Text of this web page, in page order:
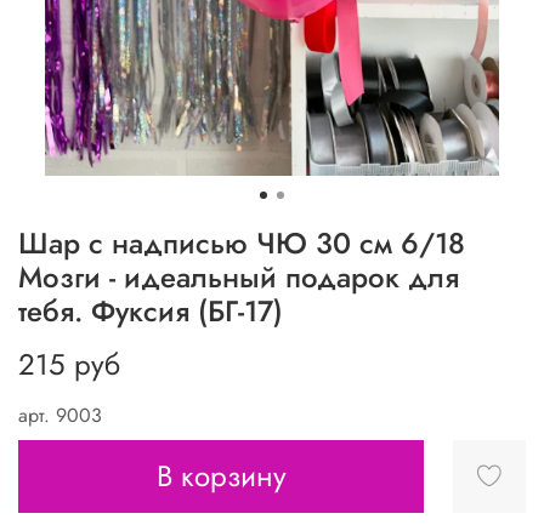
арт. 9003
Шар с надписью ЧЮ 30 см 6/18
Мозги - идеальный подарок для
тебя. Фуксия (БГ-17)
215 руб
В корзину